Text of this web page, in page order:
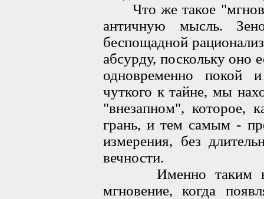
Что же такое
античную мысль.
беспощадной
абсурду, поскольку оно
одновременно покой
чуткого к тайне, мы
"внезапном", которое,
грань, и тем самым -
измерения, без
вечности.
Именно таким
мгновение, когда